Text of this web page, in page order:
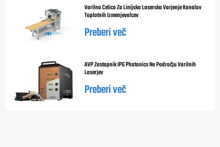
Varilna Celica Za Linijsko Lasersko Varjenje Kanalov
Toplotnih Izmenjevalcev
Preberi več
AVP Zastopnik IPG Photonics Na Področju Varilnih
Laserjev
Preberi več